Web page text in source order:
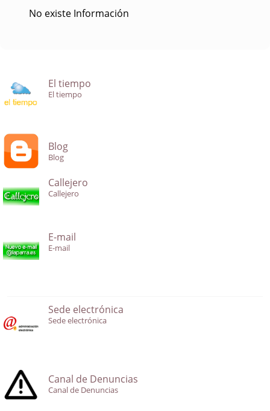
No existe Información
El tiempo
El tiempo
Blog
Blog
Callejero
Callejero
E-mail
E-mail
Sede electrónica
Sede electrónica
Canal de Denuncias
Canal de Denuncias